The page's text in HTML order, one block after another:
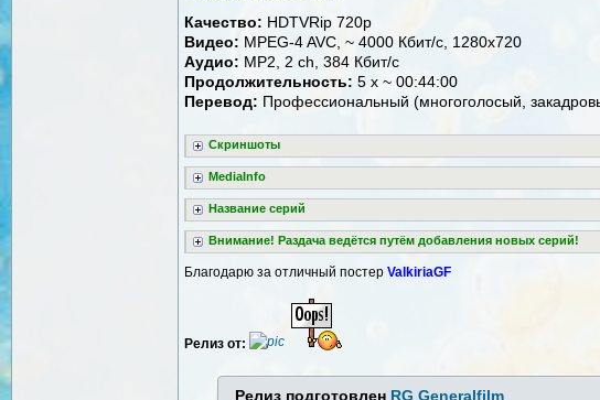
Качество: HDTVRip 720p
Видео: MPEG-4 AVC, ~ 4000 Кбит/с, 1280x720
Аудио: MP2, 2 ch, 384 Кбит/с
Продолжительность: 5 x ~ 00:44:00
Перевод: Профессиональный (многоголосый,
Скриншоты
MediaInfo
Название серий
Внимание! Раздача ведётся путём добавления новых серий!
Благодарю за отличный постер ValkiriaGF
Релиз от:
Релиз подготовлен RG Generalfilm